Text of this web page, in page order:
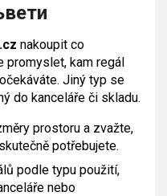
nakoupit co
promyslet, kam regál
Jiný typ se
do kanceláře či skladu.
prostoru a zvažte,
potřebujete.
podle typu použití,
nebo